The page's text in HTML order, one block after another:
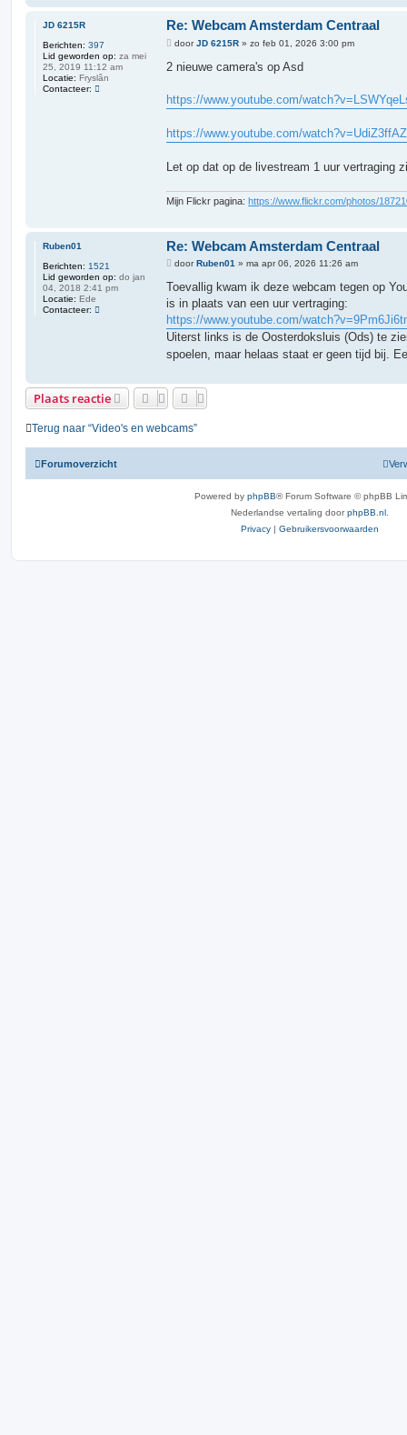
JD 6215R
Berichten: 397
Lid geworden op: za mei
25, 2019 11:12 am
Locatie: Fryslân
Contacteer:
2
R
Re: Webcam Amsterdam Centraal
B
r
h
t
doorJD 6215R »zo feb 01, 2026 3:00 pm
2 nieuwe camera's op Asd
https://www.youtube.com/
https://www.youtube.com/
Let op dat op de livestream 1 uur vertraging
Mijn Flickr pagina:https://www.flickr.com/photos/
Ruben01
Berichten: 1521
Lid geworden op: do jan
04, 2018 2:41 pm
Locatie: Ede
Contacteer:
e
e
r
u
e
n
Re: Webcam Amsterdam Centraal
B
r
c
h
t
doorRuben01 »ma apr 06, 2026 11:26 am
Toevallig kwam ik deze webcam tegen op
is in plaats van een uur vertraging:
https://www.youtube.com/
Uiterst links is de Oosterdoksluis (Ods) te
spoelen, maar helaas staat er geen tijd bij.
Plaats reactie
Terug naar “Video's en webcams”
Forumoverzicht
Powered by phpBB® Forum Software © phpBB
Nederlandse vertaling doorphpBB.nl.
Privacy| Gebruikersvoorwaarden